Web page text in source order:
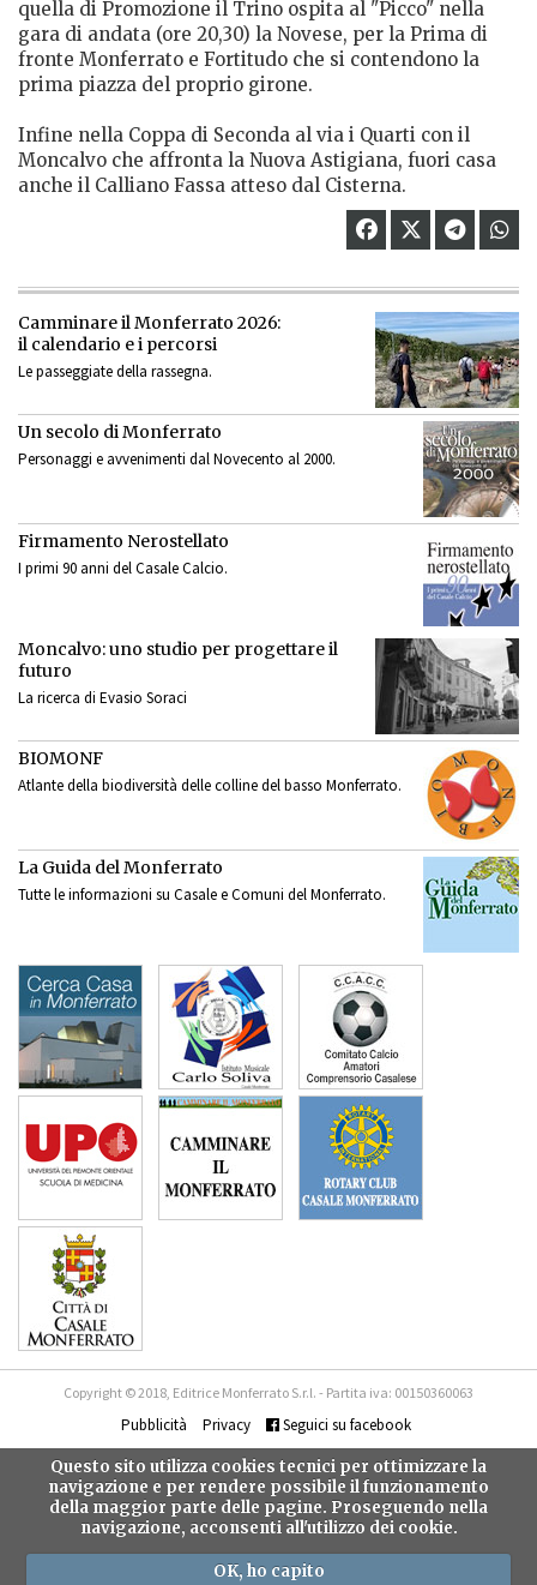
quella di Promozione il Trino ospita al "Picco" nella
gara di andata (ore 20,30) la Novese, per la Prima di
fronte Monferrato e Fortitudo che si contendono la
prima piazza del proprio girone.
Infine nella Coppa di Seconda al via i Quarti con il
Moncalvo che affronta la Nuova Astigiana, fuori casa
anche il Calliano Fassa atteso dal Cisterna.
Camminare il Monferrato 2026:
il calendario e i percorsi
Le passeggiate della rassegna.
Un secolo di Monferrato
Personaggi e avvenimenti dal Novecento al 2000.
Firmamento Nerostellato
I primi 90 anni del Casale Calcio.
Moncalvo: uno studio per progettare il
futuro
La ricerca di Evasio Soraci
BIOMONF
Atlante della biodiversità delle colline del basso Monferrato.
La Guida del Monferrato
Tutte le informazioni su Casale e Comuni del Monferrato.
Copyright © 2018, Editrice Monferrato S.r.l. - Partita iva: 00150360063
Pubblicità Privacy Seguici su facebook
Questo sito utilizza cookies tecnici per ottimizzare la
navigazione e per rendere possibile il funzionamento
della maggior parte delle pagine. Proseguendo nella
navigazione, acconsenti all'utilizzo dei cookie.
OK, ho capito